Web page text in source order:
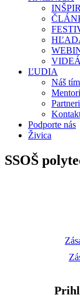
VIDEÁ
ĽUDIA
Náš tím
Partneri
Podporte nás
Živica
SSOŠ